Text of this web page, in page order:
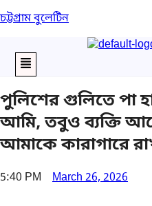
চট্টগ্রাম বুলেটিন
Menu
পুলিশের গুলিতে পা
আমি, তবুও ব্যক্তি
আমাকে কারাগারে
5:40 PM March 26, 2026